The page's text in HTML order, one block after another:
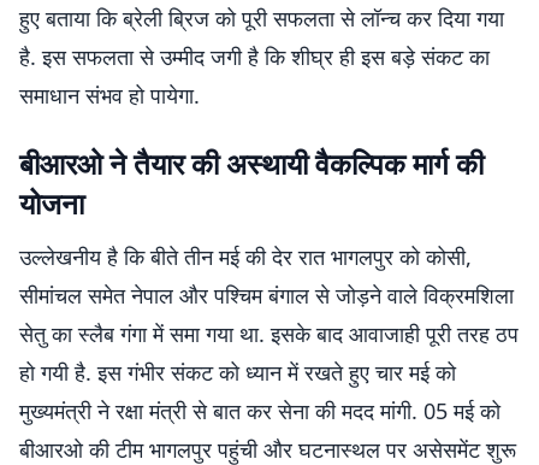
हुए बताया कि ब्रेली ब्रिज को पूरी सफलता से लॉन्च कर दिया गया
है. इस सफलता से उम्मीद जगी है कि शीघ्र ही इस बड़े संकट का
समाधान संभव हो पायेगा.
बीआरओ ने तैयार की अस्थायी वैकल्पिक मार्ग की
योजना
उल्लेखनीय है कि बीते तीन मई की देर रात भागलपुर को कोसी,
सीमांचल समेत नेपाल और पश्चिम बंगाल से जोड़ने वाले विक्रमशिला
सेतु का स्लैब गंगा में समा गया था. इसके बाद आवाजाही पूरी तरह ठप
हो गयी है. इस गंभीर संकट को ध्यान में रखते हुए चार मई को
मुख्यमंत्री ने रक्षा मंत्री से बात कर सेना की मदद मांगी. 05 मई को
बीआरओ की टीम भागलपुर पहुंची और घटनास्थल पर असेसमेंट शुरू